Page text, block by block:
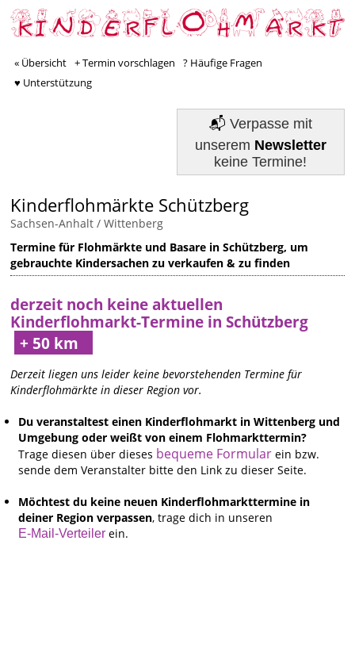
« Übersicht + Termin vorschlagen
? Häufige Fragen
♥ Unterstützung
📬 Verpasse mit
unserem Newsletter
keine Termine!
Kinderflohmärkte Schützberg
Sachsen-Anhalt /Wittenberg
Termine für Flohmärkte und Basare in Schützberg, um
gebrauchte Kindersachen zu verkaufen & zu finden
derzeit noch keine aktuellen
Kinderflohmarkt-Termine in Schützberg
Derzeit liegen uns leider keine bevorstehenden Termine für
Kinderflohmärkte in dieser Region vor.
Du veranstaltest einen Kinderflohmarkt in Wittenberg und
Umgebung oder weißt von einem Flohmarkttermin?
Trage diesen über dieses bequeme Formular ein bzw.
sende dem Veranstalter bitte den Link zu dieser Seite.
Möchtest du keine neuen Kinderflohmarkttermine in
deiner Region verpassen, trage dich in unseren
E-Mail-Verteiler ein.